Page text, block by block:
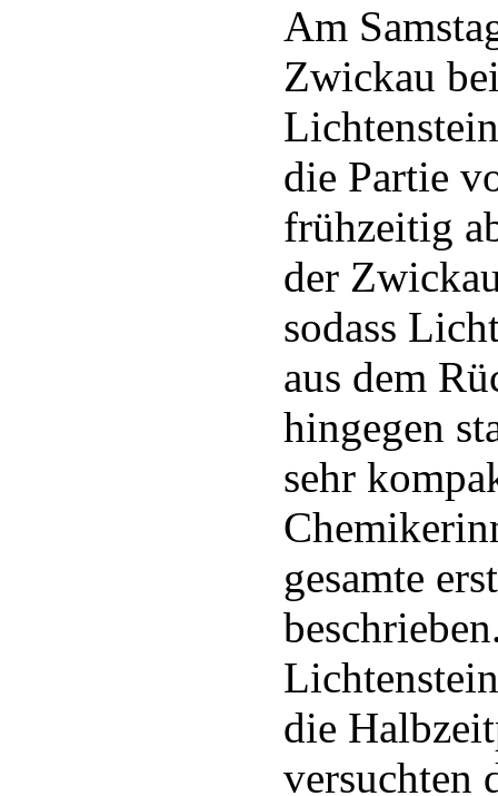
Am
Zwickau
die Partie
frühzeitig
der
sodass
aus dem
hingegen
sehr
gesamte
die
versuchten